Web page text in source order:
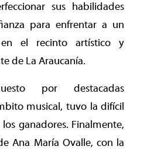
sus habilidades
para enfrentar a un
en el recinto artístico y
de La Araucanía.
por destacadas
musical, tuvo la difícil
ganadores. Finalmente,
Ana María Ovalle, con la